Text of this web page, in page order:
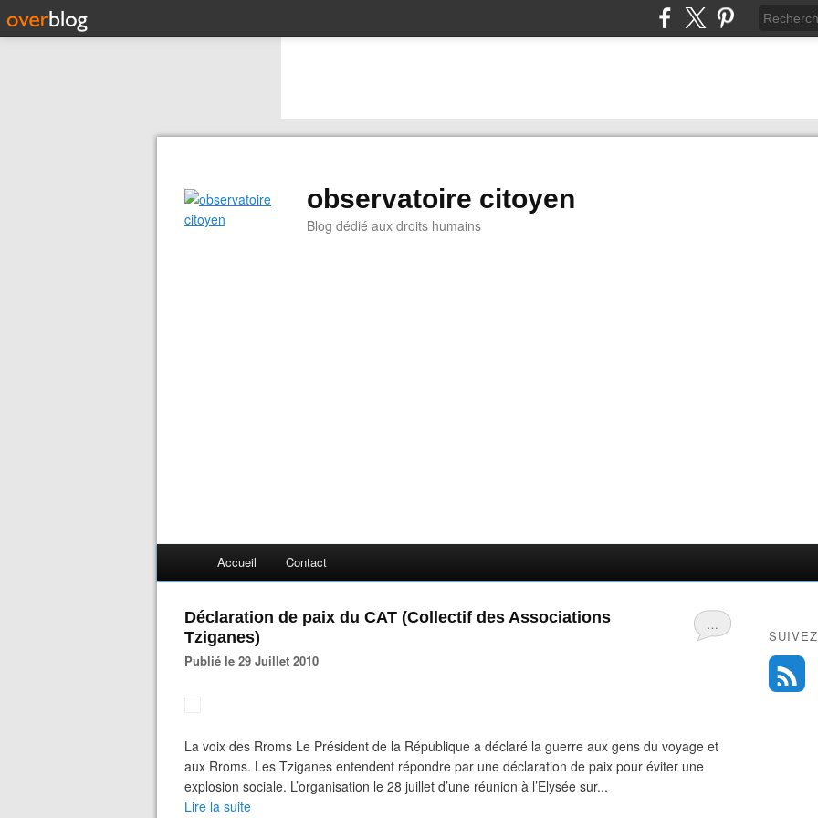
observatoire citoyen
Blog dédié aux droits humains
Accueil Contact
…
Déclaration de paix du CAT (Collectif des Associations
Tziganes)
Publié le 29 Juillet 2010
La voix des Rroms Le Président de la République a déclaré la guerre aux gens du voyage et
aux Rroms. Les Tziganes entendent répondre par une déclaration de paix pour éviter une
explosion sociale. L’organisation le 28 juillet d’une réunion à l’Elysée sur...
Lire la suite